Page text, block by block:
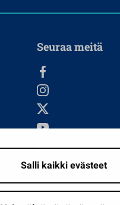
Salli kaikki evästeet
Seuraa meitä